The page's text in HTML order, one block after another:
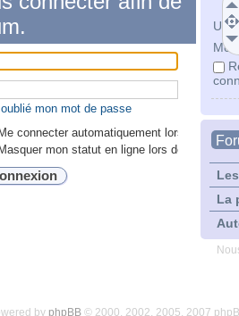
Mot
La
oublié mon mot de passe
Me connecter automatiquement lors de
Masquer mon statut en ligne lors de cette
by phpBB© 2000, 2002, 2005, 2007